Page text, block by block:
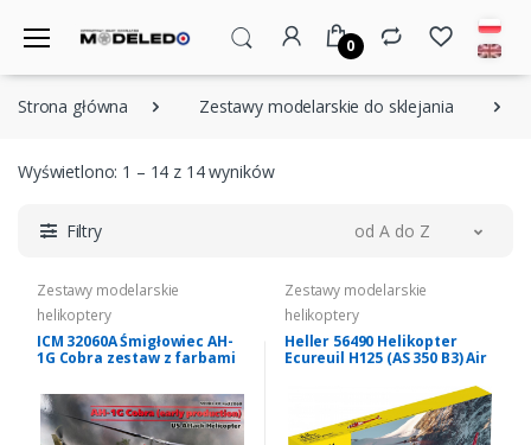
0
Strona główna Zestawy modelarskie do sklejania
Wyświetlono: 1 – 14 z 14 wyników
Filtry od A do Z
Zestawy modelarskie
helikoptery
ICM 32060A Śmigłowiec AH-
1G Cobra zestaw z farbami
Zestawy modelarskie
helikoptery
Heller 56490 Helikopter
Ecureuil H125 (AS 350 B3) Air